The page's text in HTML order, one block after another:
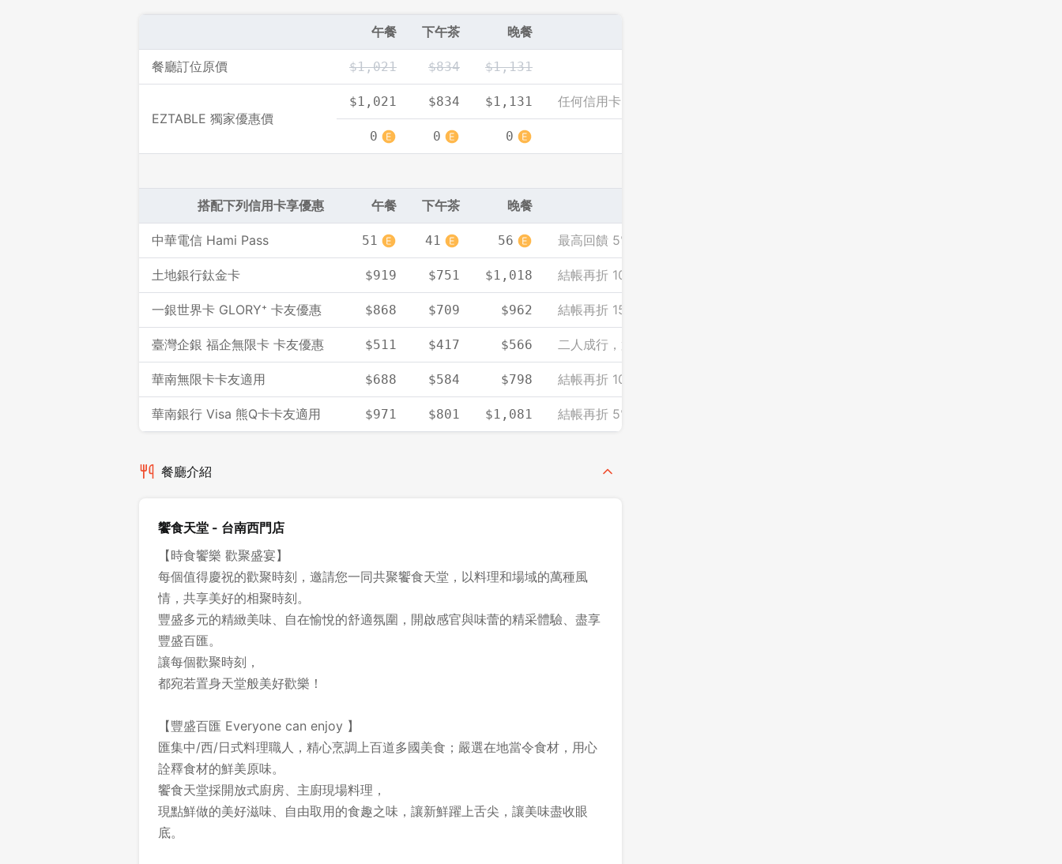
午餐 下午茶 晚餐
餐廳訂位原價 $1,021 $834 $1,131
EZTABLE 獨家優惠價
$1,021 $834 $1,131 任何信用卡、付款方式皆可享此優惠價
0 0 0
搭配下列信用卡享優惠 午餐 下午茶 晚餐
中華電信 Hami Pass 51 41 56 最高回饋 5% EZCASH
土地銀行鈦金卡 $919 $751 $1,018 結帳再折 10%（單筆需滿 2000）
一銀世界卡 GLORY⁺ 卡友優惠 $868 $709 $962 結帳再折 15%
臺灣企銀 福企無限卡 卡友優惠 $511 $417 $566 二人成行，第二人餐標免費（人均計）
華南無限卡卡友適用 $688 $584 $798 結帳再折 1000（單筆需滿 3000）
華南銀行 Visa 熊Q卡卡友適用 $971 $801 $1,081 結帳再折 5%（單筆需滿 2000）
餐廳介紹
饗食天堂 - 台南西門店
【時食饗樂 歡聚盛宴】
每個值得慶祝的歡聚時刻，邀請您一同共聚饗食天堂，以料理和場域的萬種風
情，共享美好的相聚時刻。
豐盛多元的精緻美味、自在愉悅的舒適氛圍，開啟感官與味蕾的精采體驗、盡享
豐盛百匯。
讓每個歡聚時刻，
都宛若置身天堂般美好歡樂！
【豐盛百匯 Everyone can enjoy 】
匯集中/西/日式料理職人，精心烹調上百道多國美食；嚴選在地當令食材，用心
詮釋食材的鮮美原味。
饗食天堂採開放式廚房、主廚現場料理，
現點鮮做的美好滋味、自由取用的食趣之味，讓新鮮躍上舌尖，讓美味盡收眼
底。